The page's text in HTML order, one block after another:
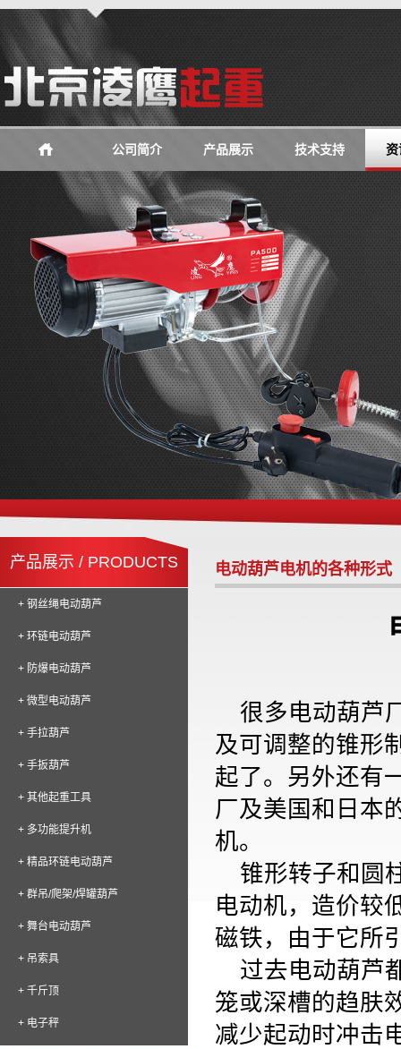
公司简介 产品展示 技术支持 资
产品展示 / PRODUCTS
+ 钢丝绳电动葫芦
+ 环链电动葫芦
+ 防爆电动葫芦
+ 微型电动葫芦
+ 手拉葫芦
+ 手扳葫芦
+ 其他起重工具
+ 多功能提升机
+ 精品环链电动葫芦
+ 群吊/爬架/焊罐葫芦
+ 舞台电动葫芦
+ 吊索具
+ 千斤顶
+ 电子秤
电动葫芦电机的各种形式
很多电动葫芦
及可调整的锥形
起了。另外还有
厂及美国和日本
机。
锥形转子和圆
电动机，造价较
磁铁，由于它所
过去电动葫芦
笼或深槽的趋肤
减少起动时冲击